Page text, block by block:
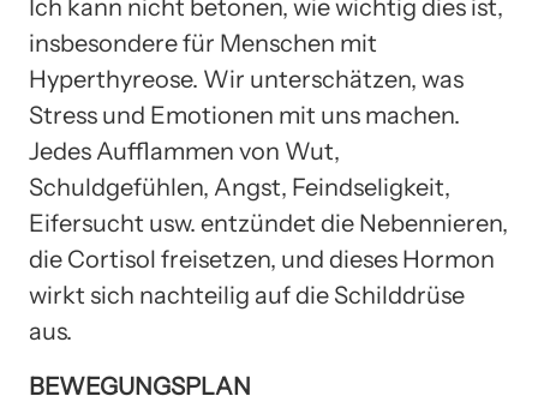
Ich kann nicht betonen, wie wichtig dies ist,
insbesondere für Menschen mit
Hyperthyreose. Wir unterschätzen, was
Stress und Emotionen mit uns machen.
Jedes Aufflammen von Wut,
Schuldgefühlen, Angst, Feindseligkeit,
Eifersucht usw. entzündet die Nebennieren,
die Cortisol freisetzen, und dieses Hormon
wirkt sich nachteilig auf die Schilddrüse
aus.
BEWEGUNGSPLAN